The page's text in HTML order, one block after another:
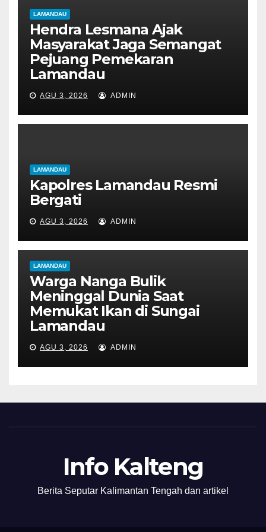
LAMANDAU
Hendra Lesmana Ajak
Masyarakat Jaga Semangat
Pejuang Pemekaran
Lamandau
AGU 3, 2026 ADMIN
LAMANDAU
Kapolres Lamandau Resmi
Bergati
AGU 3, 2026 ADMIN
LAMANDAU
Warga Nanga Bulik
Meninggal Dunia Saat
Memukat Ikan di Sungai
Lamandau
AGU 3, 2026 ADMIN
Info Kalteng
Berita Seputar Kalimantan Tengah dan artikel